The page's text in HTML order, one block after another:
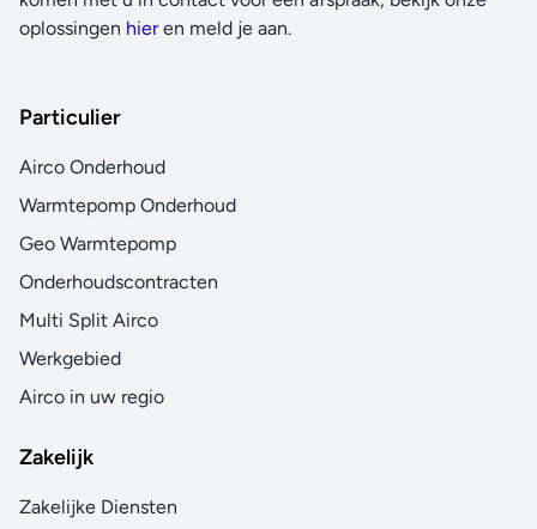
oplossingen hieren meld je aan.
Particulier
Airco Onderhoud
Warmtepomp Onderhoud
Geo Warmtepomp
Onderhoudscontracten
Multi Split Airco
Werkgebied
Airco in uw regio
Zakelijk
Zakelijke Diensten